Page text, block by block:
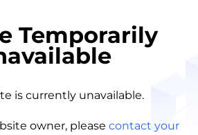
Temporarily
is currently unavailable.
owner, please contact your